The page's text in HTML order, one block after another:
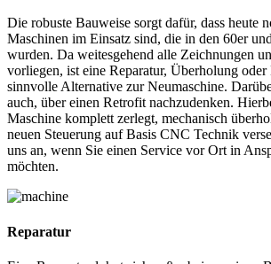
Die robuste Bauweise sorgt dafür, dass heute
Maschinen im Einsatz sind, die in den 60er
wurden. Da weitesgehend alle Zeichnungen
vorliegen, ist eine Reparatur, Überholung
sinnvolle Alternative zur Neumaschine.
auch, über einen Retrofit nachzudenken.
Maschine komplett zerlegt, mechanisch
neuen Steuerung auf Basis CNC Technik
uns an, wenn Sie einen Service vor Ort in
möchten.
Reparatur